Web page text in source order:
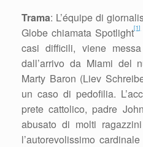
Trama: L’équipe di
Globe chiamata Spotlight[1]
casi difficili, viene
dall’arrivo da Miami del
Marty Baron (Liev
un caso di pedofilia.
prete cattolico, padre
abusato di molti
l’autorevolissimo